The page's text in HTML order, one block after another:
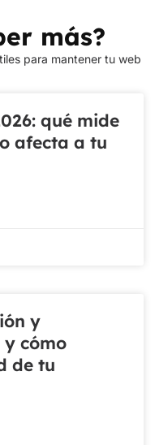
más?
para mantener tu web
qué mide
afecta a tu
y
y cómo
de tu